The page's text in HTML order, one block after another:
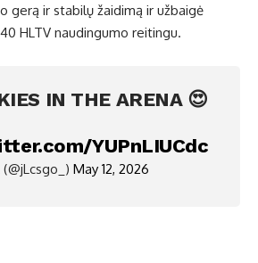
gerą ir stabilų žaidimą ir užbaigė
HLTV naudingumo reitingu.
IN THE ARENA 😍
YUPnLIUCdc
May 12, 2026